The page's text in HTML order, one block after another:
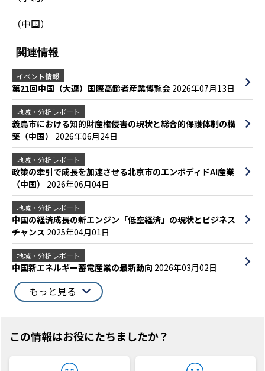
（中国）
関連情報
イベント情報
第21回中国（大連）国際高齢者産業博覧会 2026年07月13日
地域・分析レポート
義烏市における知的財産権侵害の現状と総合的保護体制の構
築（中国） 2026年06月24日
地域・分析レポート
政策の牽引で成長を加速させる北京市のエンボディドAI産業
（中国） 2026年06月04日
地域・分析レポート
中国の経済成長の新エンジン「低空経済」の現状とビジネス
チャンス 2025年04月01日
地域・分析レポート
中国新エネルギー蓄電産業の最新動向 2026年03月02日
もっと見る
この情報はお役にたちましたか？